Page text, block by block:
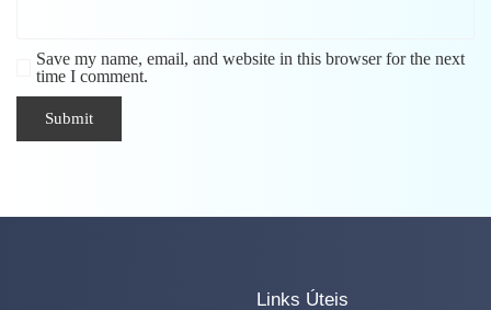
Save my name, email, and website in this browser for the next
time I comment.
Links Úteis